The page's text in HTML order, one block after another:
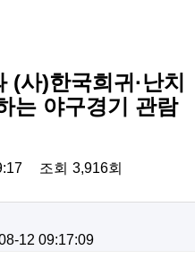
사)한국희귀·난치
는 야구경기 관람
조회 3,916회
12 09:17:09